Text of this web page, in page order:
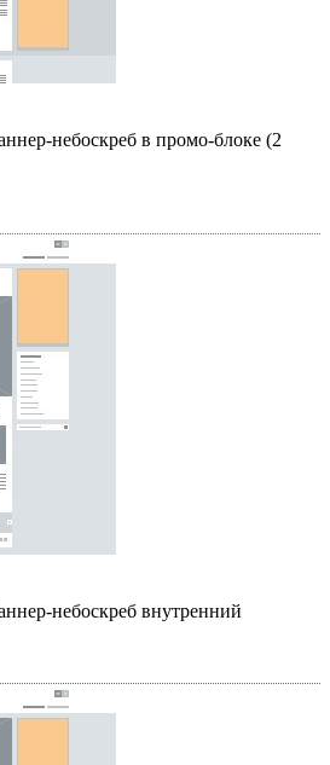
небоскреб в промо-блоке (2
небоскреб внутренний